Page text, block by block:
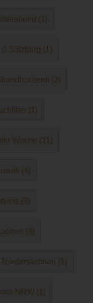
(1)
Salzburg (1)
(2)
(1)
Woche (11)
(4)
(3)
(8)
(1)
NRW (1)